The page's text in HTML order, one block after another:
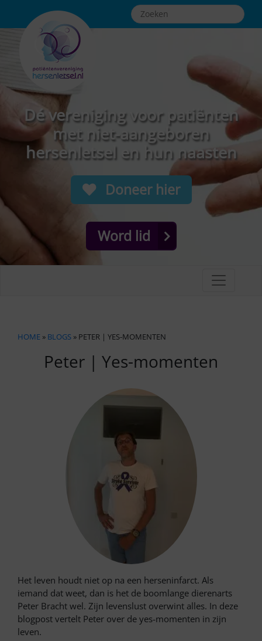
Dé vereniging voor patiënten
met niet-aangeboren
hersenletsel en hun naasten
Doneer hier
Word lid
HOME » BLOGS » PETER | YES-MOMENTEN
Peter | Yes-momenten
Het leven houdt niet op na een herseninfarct. Als
iemand dat weet, dan is het de boomlange dierenarts
Peter Bracht wel. Zijn levenslust overwint alles. In deze
blogpost vertelt Peter over de yes-momenten in zijn
leven.